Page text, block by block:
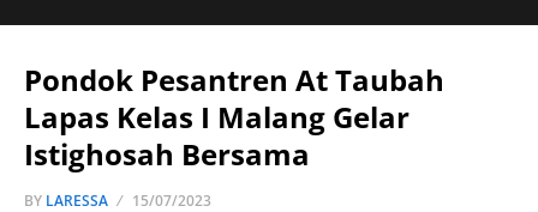
Pondok Pesantren At Taubah
Lapas Kelas I Malang Gelar
Istighosah Bersama
BY LARESSA 15/07/2023